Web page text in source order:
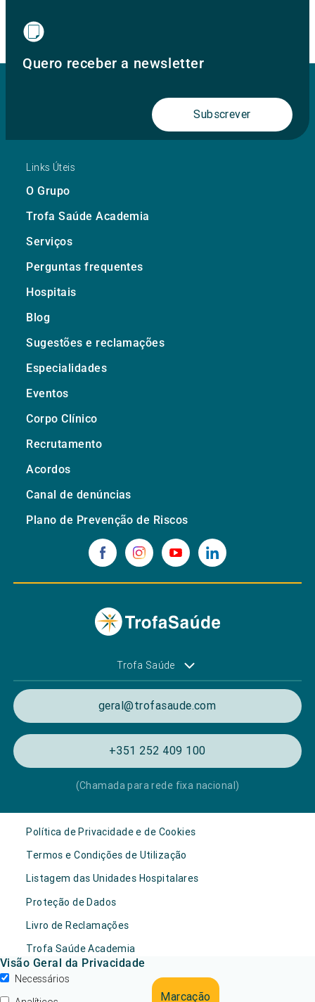
Marcação
Quero receber a newsletter
Subscrever
Links Úteis
O Grupo
Trofa Saúde Academia
Serviços
Perguntas frequentes
Hospitais
Blog
Sugestões e reclamações
Especialidades
Eventos
Corpo Clínico
Recrutamento
Acordos
Canal de denúncias
Plano de Prevenção de Riscos
Trofa Saúde
geral@trofasaude.com
+351 252 409 100
(Chamada para rede fixa nacional)
Política de Privacidade e de Cookies
Termos e Condições de Utilização
Listagem das Unidades Hospitalares
Proteção de Dados
Livro de Reclamações
Trofa Saúde Academia
Visão Geral da Privacidade
Necessários